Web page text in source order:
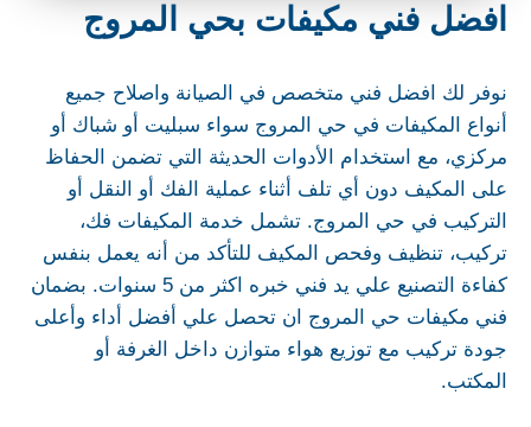
افضل فني مكيفات بحي المروج
نوفر لك افضل فني متخصص في الصيانة واصلاح جميع
أنواع المكيفات في حي المروج سواء سبليت أو شباك أو
مركزي، مع استخدام الأدوات الحديثة التي تضمن الحفاظ
على المكيف دون أي تلف أثناء عملية الفك أو النقل أو
التركيب في حي المروج. تشمل خدمة المكيفات فك،
تركيب، تنظيف وفحص المكيف للتأكد من أنه يعمل بنفس
كفاءة التصنيع علي يد فني خبره اكثر من 5 سنوات. بضمان
فني مكيفات حي المروج ان تحصل علي أفضل أداء وأعلى
جودة تركيب مع توزيع هواء متوازن داخل الغرفة أو
المكتب.